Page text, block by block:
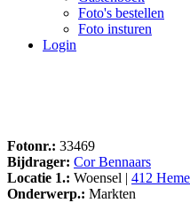
Foto's bestellen
Foto insturen
Login
Fotonr.: 33469
Bijdrager: Cor Bennaars
Locatie 1.: Woensel | 412
Onderwerp.: Markten